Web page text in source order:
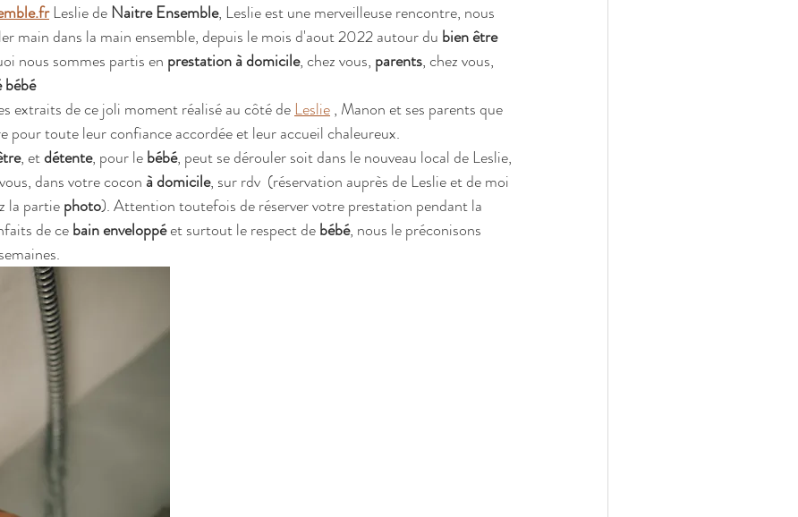
Leslie de Naitre Ensemble, Leslie est une merveilleuse rencontre, nous
main dans la main ensemble, depuis le mois d'aout 2022 autour du bien être
nous sommes partis en prestation à domicile, chez vous, parents, chez vous,
bébé
extraits de ce joli moment réalisé au côté de Leslie , Manon et ses parents que
pour toute leur confiance accordée et leur accueil chaleureux.
, et détente, pour le bébé, peut se dérouler soit dans le nouveau local de Leslie,
dans votre cocon à domicile, sur rdv  (réservation auprès de Leslie et de moi
la partie photo). Attention toutefois de réserver votre prestation pendant la
de ce bain enveloppé et surtout le respect de bébé, nous le préconisons